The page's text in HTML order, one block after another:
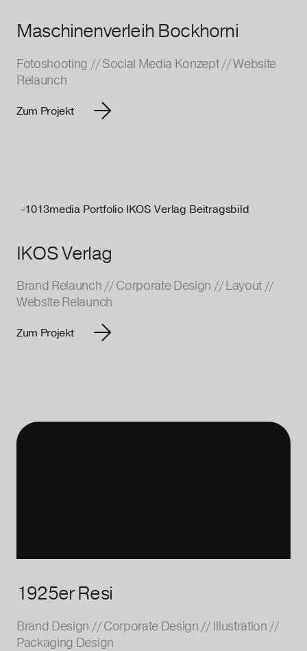
Maschinenverleih Bockhorni
Fotoshooting //Social Media Konzept//Website
Relaunch
Zum Projekt
IKOS Verlag
Brand Relaunch //Corporate Design //Layout//
Website Relaunch
Zum Projekt
1925er Resi
Brand Design //Corporate Design // Illustration //
Packaging Design